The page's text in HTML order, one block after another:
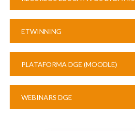
ETWINNING
PLATAFORMA DGE (MOODLE)
WEBINARS DGE